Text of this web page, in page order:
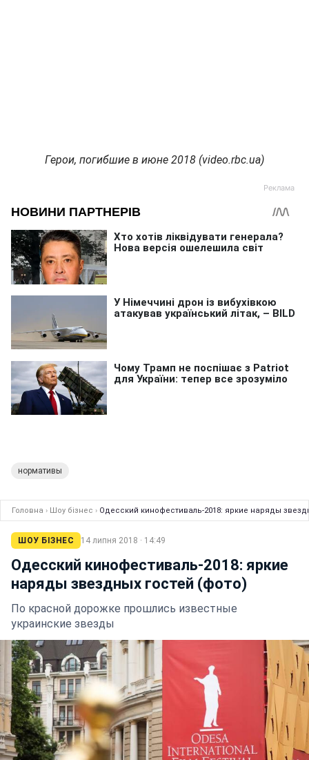
Герои, погибшие в июне 2018 (video.rbc.ua)
нормативы
Головна › Шоу бізнес › Одесский кинофестиваль-2018: яркие наряды
ШОУ БІЗНЕС 14 липня 2018 · 14:49
Одесский кинофестиваль-2018: яркие
наряды звездных гостей (фото)
По красной дорожке прошлись известные
украинские звезды